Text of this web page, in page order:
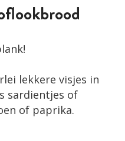
lekkere visjes in
sardientjes of
of paprika.